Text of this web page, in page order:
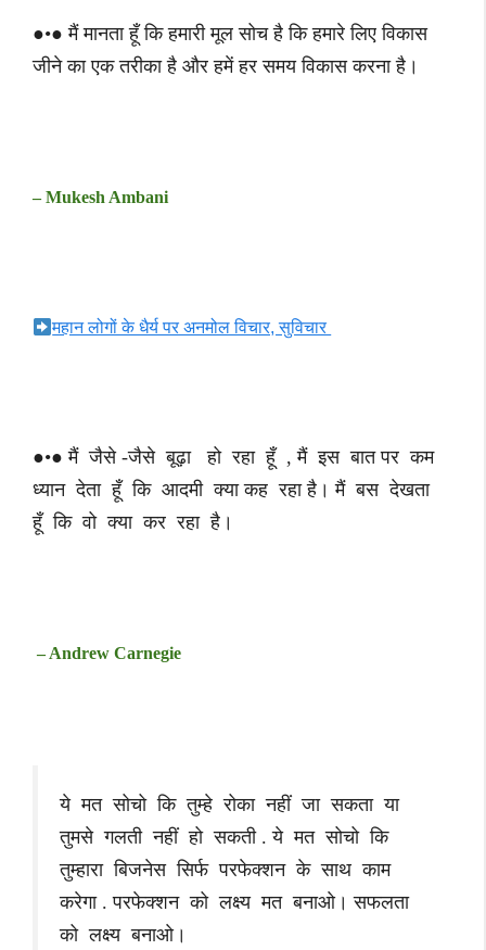
●•● मैं मानता हूँ कि हमारी मूल सोच है कि हमारे लिए विकास
जीने का एक तरीका है और हमें हर समय विकास करना है।
– Mukesh Ambani
महान लोगों के धैर्य पर अनमोल विचार, सुविचार
●•● मैं जैसे -जैसे बूढ़ा हो रहा हूँ , मैं इस बात पर कम
ध्यान देता हूँ कि आदमी क्या कह रहा है। मैं बस देखता
हूँ कि वो क्या कर रहा है।
– Andrew Carnegie
ये मत सोचो कि तुम्हे रोका नहीं जा सकता या
तुमसे गलती नहीं हो सकती . ये मत सोचो कि
तुम्हारा बिजनेस सिर्फ परफेक्शन के साथ काम
करेगा . परफेक्शन को लक्ष्य मत बनाओ। सफलता
को लक्ष्य बनाओ।